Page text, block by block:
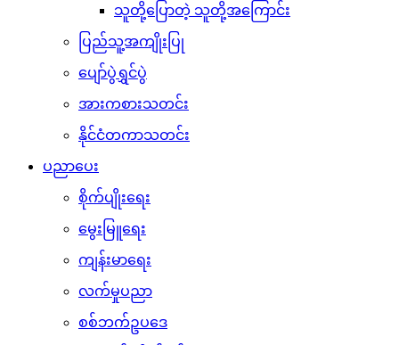
သူတို့ပြောတဲ့ သူတို့အကြောင်း
ပြည်သူ့အကျိုးပြု
ပျော်ပွဲရွှင်ပွဲ
အားကစားသတင်း
နိုင်ငံတကာသတင်း
ပညာပေး
စိုက်ပျိုးရေး
မွေးမြူရေး
ကျန်းမာရေး
လက်မှုပညာ
စစ်ဘက်ဥပဒေ